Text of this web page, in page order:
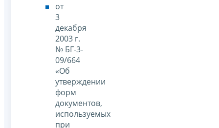
от
3
декабря
2003 г.
№ БГ-3-
09/664
«Об
утверждении
форм
документов,
используемых
при